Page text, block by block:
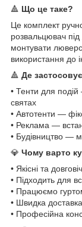
🔺 Що це таке?
Це комплект
розвальцювач
монтувати
використання до
🔺 Де
• Тенти для
святах
• Автотенти —
• Реклама —
• Будівництво —
💎 Чому варто
• Якісні та
• Підходить для
• Працюємо
• Швидка
• Професійна